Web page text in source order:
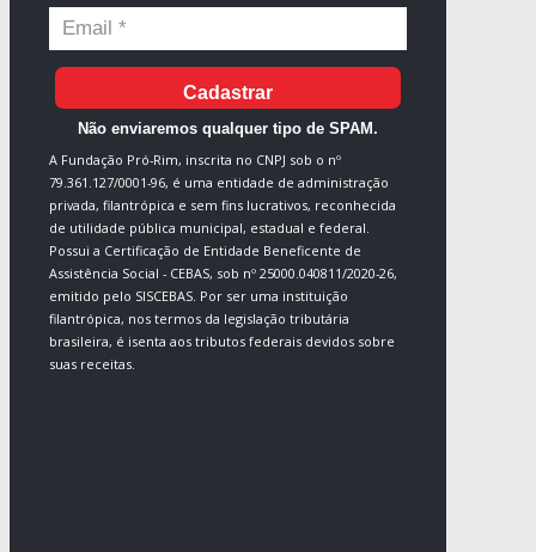
Cadastrar
Não enviaremos qualquer tipo de SPAM.
A Fundação Pró-Rim, inscrita no CNPJ sob o nº
79.361.127/0001-96, é uma entidade de administração
privada, filantrópica e sem fins lucrativos, reconhecida
de utilidade pública municipal, estadual e federal.
Possui a Certificação de Entidade Beneficente de
Assistência Social - CEBAS, sob nº 25000.040811/2020-26,
emitido pelo SISCEBAS. Por ser uma instituição
filantrópica, nos termos da legislação tributária
brasileira, é isenta aos tributos federais devidos sobre
suas receitas.